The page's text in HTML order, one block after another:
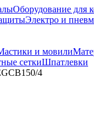
Оборудование для
Электро и
и мовили
сеткиШпатлевки
4